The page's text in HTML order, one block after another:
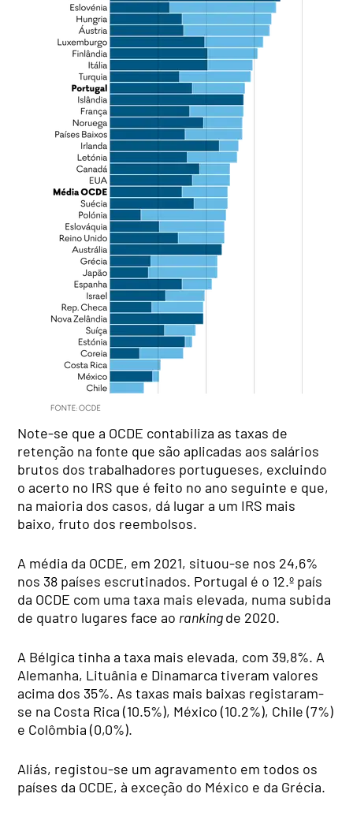
Note-se que a OCDE contabiliza as taxas de
retenção na fonte que são aplicadas aos salários
brutos dos trabalhadores portugueses, excluindo
o acerto no IRS que é feito no ano seguinte e que,
na maioria dos casos, dá lugar a um IRS mais
baixo, fruto dos reembolsos.
A média da OCDE, em 2021, situou-se nos 24,6%
nos 38 países escrutinados. Portugal é o 12.º país
da OCDE com uma taxa mais elevada, numa subida
de quatro lugares face ao rankingde 2020.
A Bélgica tinha a taxa mais elevada, com 39,8%. A
Alemanha, Lituânia e Dinamarca tiveram valores
acima dos 35%. As taxas mais baixas registaram-
se na Costa Rica (10.5%), México (10.2%), Chile (7%)
e Colômbia (0,0%).
Aliás, registou-se um agravamento em todos os
países da OCDE, à exceção do México e da Grécia.